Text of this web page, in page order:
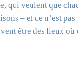
qui veulent que
– et ce n’est
être des lieux